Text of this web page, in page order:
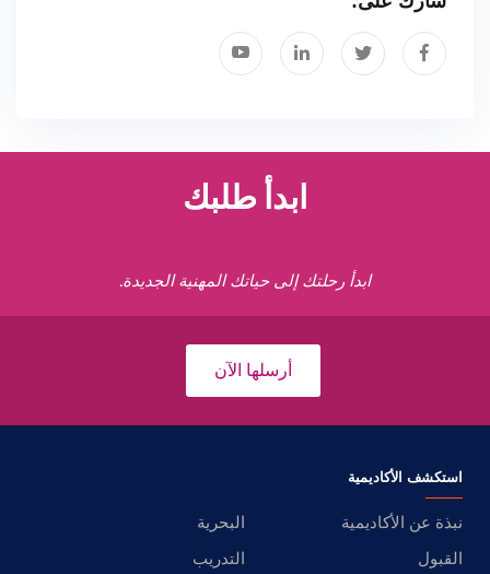
ابدأ طلبك
ابدأ رحلتك إلى حياتك المهنية الجديدة.
أرسلها الآن
استكشف الأكاديمية
نبذة عن الأكاديمية
البحرية
القبول
التدريب